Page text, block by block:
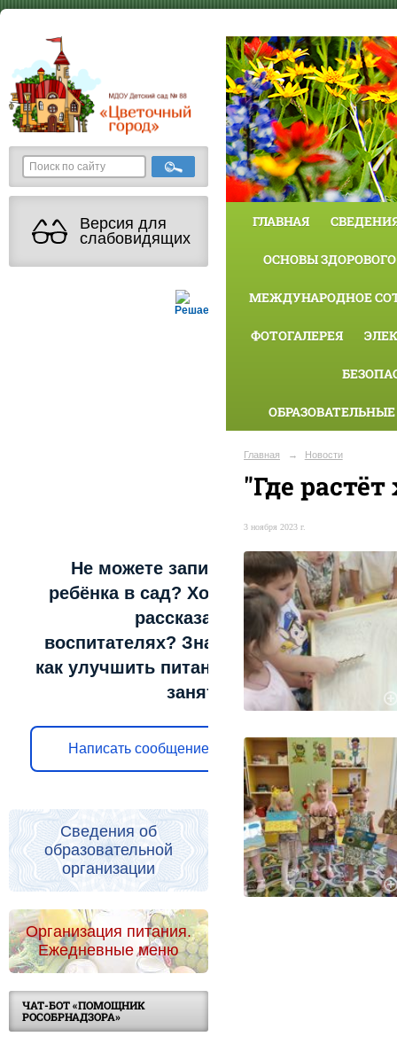
Версия для
слабовидящих
Решаем вместе
Не можете записать
ребёнка в сад? Хотите
рассказать о
воспитателях? Знаете,
как улучшить питание и
занятия?
Написать сообщение
Сведения об
образовательной
организации
Организация питания.
Ежедневные меню
ЧАТ-БОТ «ПОМОЩНИК
РОСОБРНАДЗОРА»
ГЛАВНАЯ
ОСНОВЫ
МЕЖДУНАРОДНОЕ
ФОТОГАЛЕРЕЯ
Главная → Новости
"Где
3 ноября 2023 г.